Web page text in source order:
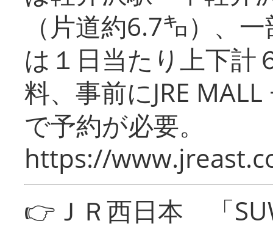
（片道約6.7㌔）、
は１日当たり上下計
料、事前にJRE
で予約が必要。
https://
👉ＪＲ西日本 「